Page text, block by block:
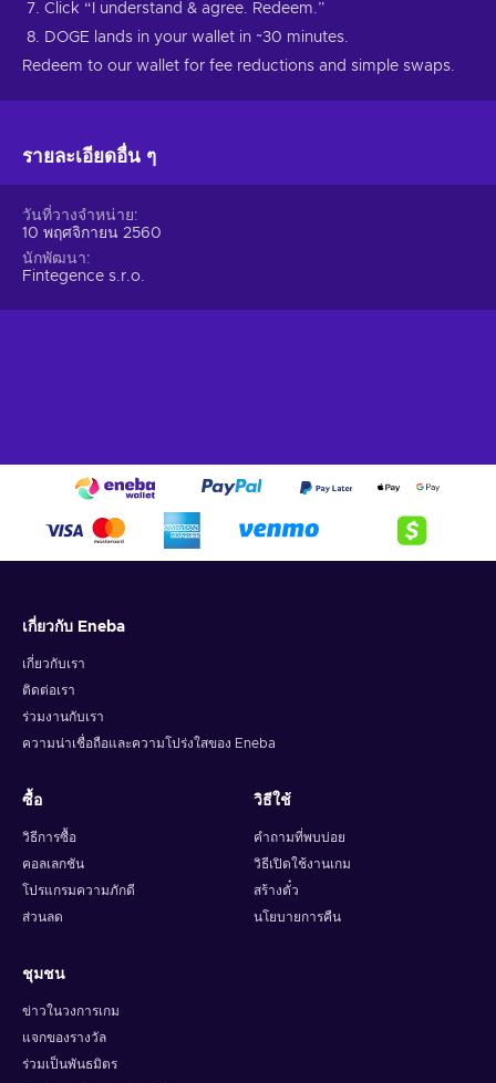
Click “I understand & agree. Redeem.”
DOGE lands in your wallet in ~30 minutes.
Redeem to our wallet for fee reductions and simple swaps.
รายละเอียดอื่น ๆ
วันที่วางจำหน่าย
10 พฤศจิกายน 2560
นักพัฒนา
Fintegence s.r.o.
เกี่ยวกับ Eneba
เกี่ยวกับเรา
ติดต่อเรา
ร่วมงานกับเรา
ความน่าเชื่อถือและความโปร่งใสของ Eneba
ซื้อ
วิธีการซื้อ
คอลเลกชัน
โปรแกรมความภักดี
ส่วนลด
วิธีใช้
คำถามที่พบบ่อย
วิธีเปิดใช้งานเกม
สร้างตั๋ว
นโยบายการคืน
ชุมชน
ข่าวในวงการเกม
แจกของรางวัล
ร่วมเป็นพันธมิตร